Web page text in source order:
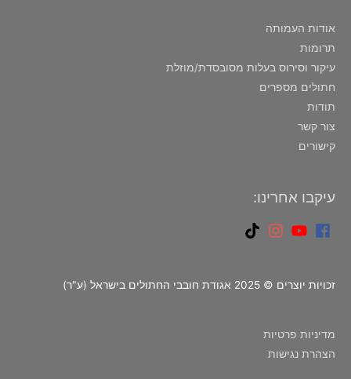
אודות העמותה
תרומות
עיקור וסירוס בעלות מסובסדת/מוזלת
חתולים מספרים
תודות
צור קשר
קישורים
עיקבו אחרינו:
זכויות יוצרים © 2025 אגודת חובבי החתולים בישראל (ע"ר)
מדיניות פרטיות
הצהרת נגישות